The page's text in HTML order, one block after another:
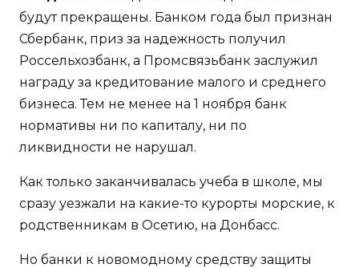
будут прекращены. Банком года был признан
Сбербанк, приз за надежность получил
Россельхозбанк, а Промсвязьбанк заслужил
награду за кредитование малого и среднего
бизнеса. Тем не менее на 1 ноября банк
нормативы ни по капиталу, ни по
ликвидности не нарушал.
Как только заканчивалась учеба в школе, мы
сразу уезжали на какие-то курорты морские, к
родственникам в Осетию, на Донбасс.
Но банки к новомодному средству защиты